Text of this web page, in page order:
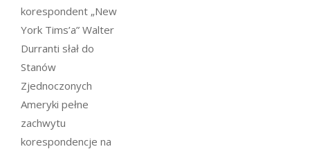
korespondent „New
York Tims’a” Walter
Durranti słał do
Stanów
Zjednoczonych
Ameryki pełne
zachwytu
korespondencje na